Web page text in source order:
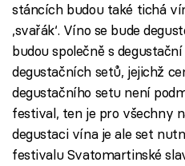
stáncích budou také tichá
‚svařák‘. Víno se bude
budou společně s
degustačních setů, jejichž
degustačního setu není
festival, ten je pro všechny
degustaci vína je ale set
festivalu Svatomartinské